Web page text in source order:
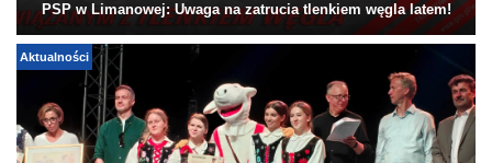
PSP w Limanowej: Uwaga na zatrucia tlenkiem węgla latem!
Aktualności